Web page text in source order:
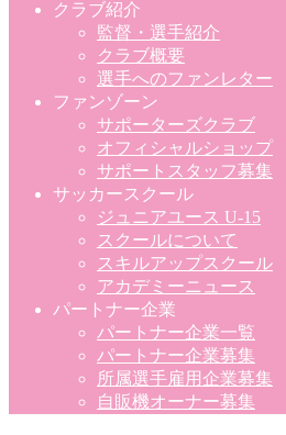
クラブ紹介
監督・選手紹介
クラブ概要
選手へのファンレター
ファンゾーン
サポーターズクラブ
オフィシャルショップ
サポートスタッフ募集
サッカースクール
ジュニアユース U-15
スクールについて
スキルアップスクール
アカデミーニュース
パートナー企業
パートナー企業一覧
パートナー企業募集
所属選手雇用企業募集
自販機オーナー募集